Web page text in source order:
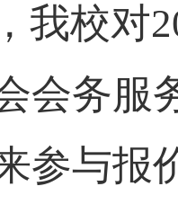
我校对
会务服
参与报